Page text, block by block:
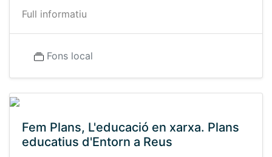
Full informatiu
Fons local
Fem Plans, L'educació en xarxa. Plans
educatius d'Entorn a Reus